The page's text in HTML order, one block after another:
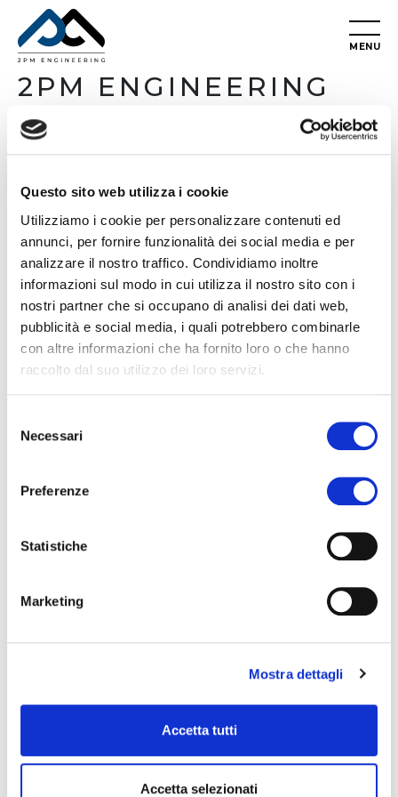
Questo sito web utilizza i cookie
Utilizziamo i cookie per personalizzare contenuti ed
annunci, per fornire funzionalità dei social media e per
analizzare il nostro traffico. Condividiamo inoltre
informazioni sul modo in cui utilizza il nostro sito con i
nostri partner che si occupano di analisi dei dati web,
pubblicità e social media, i quali potrebbero combinarle
con altre informazioni che ha fornito loro o che hanno
raccolto dal suo utilizzo dei loro servizi.
delNecessari
Preferenze
Statistiche
Marketing
Mostra dettagli
Accetta tutti
Accetta selezionati
M ENU
2PM ENGINEERING
Registered office: Via Monte Rocchetta 61, 00139,
Roma (RM), Italy
Roma (RM), Italy
Email: info@2pmengineering.com
Paolo: +39 328 88.76.266
Pietro: +39 348 85.72.908
Contact us .
Name
Message